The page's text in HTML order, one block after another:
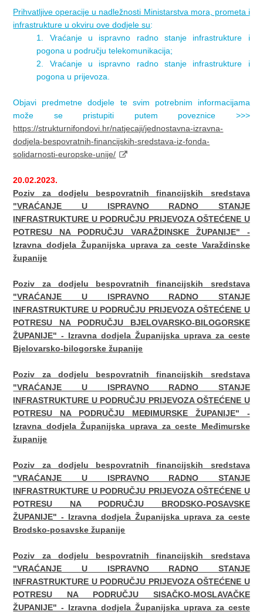
Prihvatljive operacije u nadležnosti Ministarstva mora, prometa i
infrastrukture u okviru ove dodjele su:
1. Vraćanje u ispravno radno stanje infrastrukture i
pogona u području telekomunikacija;
2. Vraćanje u ispravno radno stanje infrastrukture i
pogona u prijevoza.
Objavi predmetne dodjele te svim potrebnim informacijama
može se pristupiti putem poveznice >>>
https://strukturnifondovi.hr/natjecaji/jednostavna-izravna-
dodjela-bespovratnih-financijskih-sredstava-iz-fonda-
solidarnosti-europske-unije/
20.02.2023.
Poziv za dodjelu bespovratnih financijskih sredstava
"VRAĆANJE U ISPRAVNO RADNO STANJE
INFRASTRUKTURE U PODRUČJU PRIJEVOZA OŠTEĆENE U
POTRESU NA PODRUČJU VARAŽDINSKE ŽUPANIJE" -
Izravna dodjela Županijska uprava za ceste Varaždinske
županije
Poziv za dodjelu bespovratnih financijskih sredstava
"VRAĆANJE U ISPRAVNO RADNO STANJE
INFRASTRUKTURE U PODRUČJU PRIJEVOZA OŠTEĆENE U
POTRESU NA PODRUČJU BJELOVARSKO-BILOGORSKE
ŽUPANIJE" - Izravna dodjela Županijska uprava za ceste
Bjelovarsko-bilogorske županije
Poziv za dodjelu bespovratnih financijskih sredstava
"VRAĆANJE U ISPRAVNO RADNO STANJE
INFRASTRUKTURE U PODRUČJU PRIJEVOZA OŠTEĆENE U
POTRESU NA PODRUČJU MEĐIMURSKE ŽUPANIJE" -
Izravna dodjela Županijska uprava za ceste Međimurske
županije
Poziv za dodjelu bespovratnih financijskih sredstava
"VRAĆANJE U ISPRAVNO RADNO STANJE
INFRASTRUKTURE U PODRUČJU PRIJEVOZA OŠTEĆENE U
POTRESU NA PODRUČJU BRODSKO-POSAVSKE
ŽUPANIJE" - Izravna dodjela Županijska uprava za ceste
Brodsko-posavske županije
Poziv za dodjelu bespovratnih financijskih sredstava
"VRAĆANJE U ISPRAVNO RADNO STANJE
INFRASTRUKTURE U PODRUČJU PRIJEVOZA OŠTEĆENE U
POTRESU NA PODRUČJU SISAČKO-MOSLAVAČKE
ŽUPANIJE" - Izravna dodjela Županijska uprava za ceste